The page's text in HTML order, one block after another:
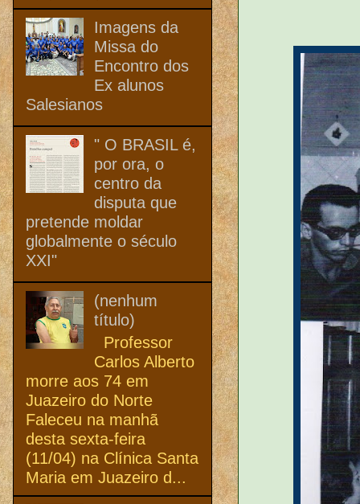
Imagens da
Missa do
Encontro dos
Ex alunos
Salesianos
" O BRASIL é,
por ora, o
centro da
disputa que
pretende moldar
globalmente o século
XXI"
(nenhum
título)
Professor
Carlos Alberto
morre aos 74 em
Juazeiro do Norte
Faleceu na manhã
desta sexta-feira
(11/04) na Clínica Santa
Maria em Juazeiro d...